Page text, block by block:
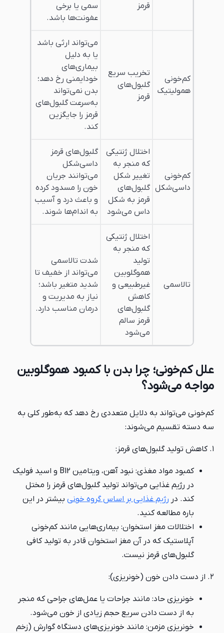
قرمز
سمی یا برخی
عفونت‌ها باشد.
کم‌خونی
همولیتیک
تخریب سریع
گلبول‌های
قرمز
می‌تواند ارثی باشد
یا به دلیل
بیماری‌های
خودایمنی رخ دهد؛
بدن نمی‌تواند
به‌سرعت گلبول‌های
قرمز را جایگزین
کند.
کم‌خونی
داسی‌شکل
اختلال ژنتیکی
که منجر به
تغییر شکل
گلبول‌های
قرمز به شکل
داس می‌شود
گلبول‌های قرمز
داسی‌شکل
می‌توانند جریان
خون را مسدود کرده
و باعث درد و آسیب
به اندام‌ها شوند.
تالاسمی
اختلال ژنتیکی
که منجر به
تولید
هموگلوبین
غیرطبیعی و
کاهش
گلبول‌های
قرمز سالم
می‌شود
شدت تالاسمی
می‌تواند از خفیف تا
شدید متغیر باشد؛
نیاز به مدیریت و
درمان مناسب دارد.
علل کم‌خونی؛ چرا بدن با کمبود هموگلوبین
مواجه می‌شود؟
کم‌خونی می‌تواند به دلایل متعددی رخ دهد که به‌طور کلی به
سه دسته تقسیم می‌شوند:
۱. کاهش تولید گلبول‌های قرمز:
کمبود مواد مغذی: نبود آهن، ویتامین B12 و اسید فولیک
در رژیم غذایی می‌تواند تولید گلبول‌های قرمز را مختل
کند. در رژیم غذایی بر اساس گروه خونی بیشتر در این
باره مطالعه کنید.
اختلالات مغز استخوان: بیماری‌هایی مانند کم‌خونی
آپلاستیک که در آن مغز استخوان قادر به تولید کافی
گلبول‌های قرمز نیست.
۲. از دست دادن خون (خونریزی):
خونریزی حاد: مانند جراحات یا عمل‌های جراحی که منجر
به از دست دادن سریع حجم زیادی از خون می‌شود.
خونریزی مزمن: مانند خونریزی‌های دستگاه گوارش (زخم